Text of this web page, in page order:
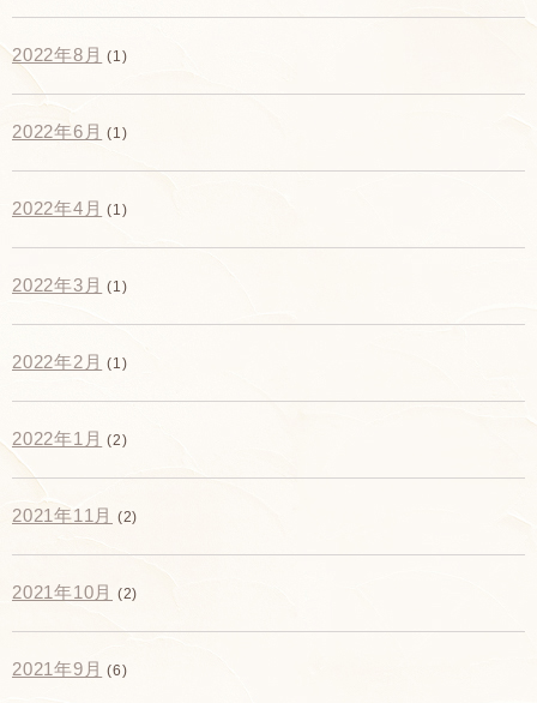
2022年8月 (1)
2022年6月 (1)
2022年4月 (1)
2022年3月 (1)
2022年2月 (1)
2022年1月 (2)
2021年11月 (2)
2021年10月 (2)
2021年9月 (6)